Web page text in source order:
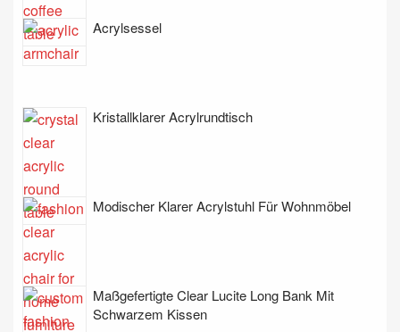
Acrylsessel
Kristallklarer Acrylrundtisch
Modischer Klarer Acrylstuhl Für Wohnmöbel
Maßgefertigte Clear Lucite Long Bank Mit
Schwarzem Kissen